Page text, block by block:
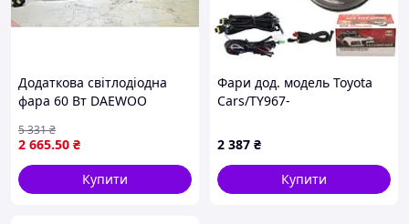
Додаткова світлодіодна
фара 60 Вт DAEWOO
автомобілів і спецтехніки
яскравий світловий потік
2 665.50 ₴
5 331₴
Купити
Фари дод. модель Toyota
Cars/TY967-
ел. проводка
2 387 ₴
Купити